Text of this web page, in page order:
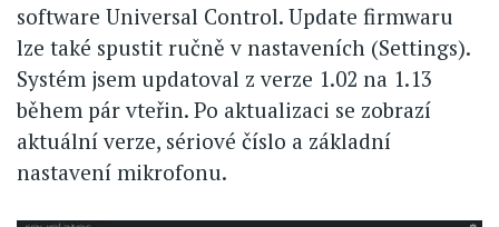
software Universal Control. Update firmwaru
lze také spustit ručně v nastaveních (Settings).
Systém jsem updatoval z verze 1.02 na 1.13
během pár vteřin. Po aktualizaci se zobrazí
aktuální verze, sériové číslo a základní
nastavení mikrofonu.